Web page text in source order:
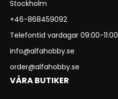
Stockholm
+46-868459092
Telefontid vardagar 09:00-11:00
info@alfahobby.se
order@alfahobby.se
VÅRA BUTIKER